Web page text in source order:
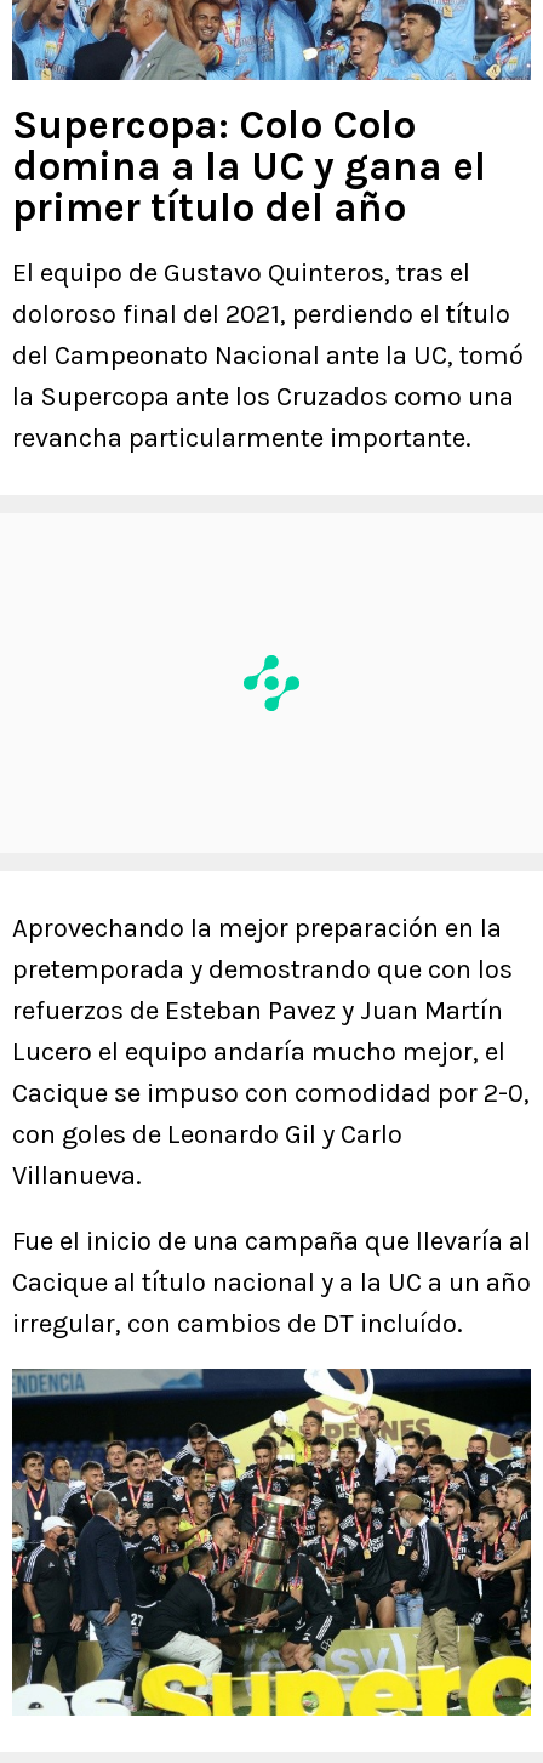
Supercopa: Colo Colo
domina a la UC y gana el
primer título del año
El equipo de Gustavo Quinteros, tras el
doloroso final del 2021, perdiendo el título
del Campeonato Nacional ante la UC, tomó
la Supercopa ante los Cruzados como una
revancha particularmente importante.
Aprovechando la mejor preparación en la
pretemporada y demostrando que con los
refuerzos de Esteban Pavez y Juan Martín
Lucero el equipo andaría mucho mejor, el
Cacique se impuso con comodidad por 2-0,
con goles de Leonardo Gil y Carlo
Villanueva.
Fue el inicio de una campaña que llevaría al
Cacique al título nacional y a la UC a un año
irregular, con cambios de DT incluído.